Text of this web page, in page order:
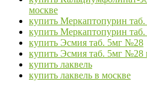
москве
купить Меркаптопурин
купить Меркаптопурин
купить Эсмия таб. 5мг №28
купить Эсмия таб. 5мг №28
купить лаквель
купить лаквель в москве